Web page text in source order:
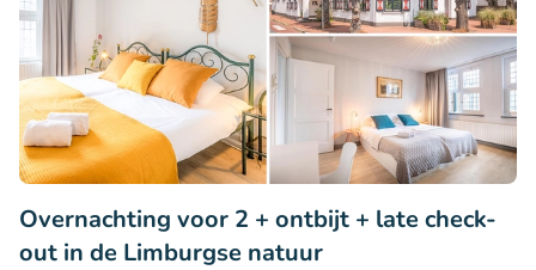
Overnachting voor 2 + ontbijt + late check-
out in de Limburgse natuur